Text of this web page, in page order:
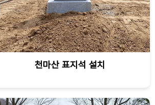
천마산 표지석 설치